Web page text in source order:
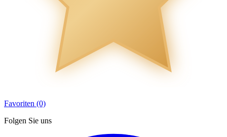
Favoriten (0)
Folgen Sie uns